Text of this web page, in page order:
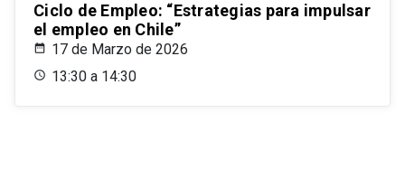
Ciclo de Empleo: “Estrategias para impulsar
el empleo en Chile”
17 de Marzo de 2026
13:30 a 14:30